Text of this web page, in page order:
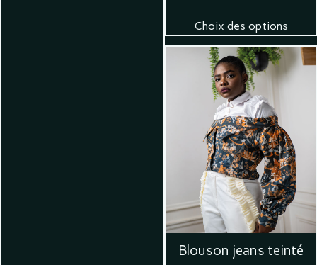
Choix des options
Blouson jeans teinté